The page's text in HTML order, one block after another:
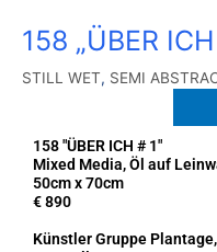
158 „ÜBER
STILL WET, SEMI
158 "ÜBER ICH # 1"
Mixed Media, Öl auf
50cm x 70cm
€ 890
Künstler Gruppe